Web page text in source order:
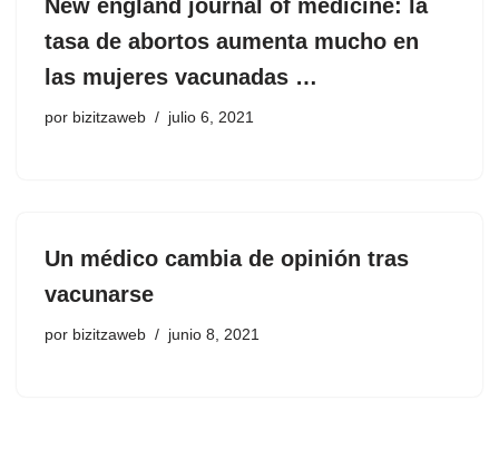
New england journal of medicine: la
tasa de abortos aumenta mucho en
las mujeres vacunadas …
por bizitzaweb julio 6, 2021
Un médico cambia de opinión tras
vacunarse
por bizitzaweb junio 8, 2021